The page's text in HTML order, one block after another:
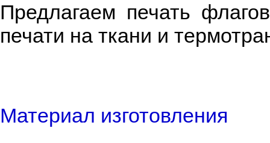
Предлагаем печать
печати на ткани и
Материал изготовления